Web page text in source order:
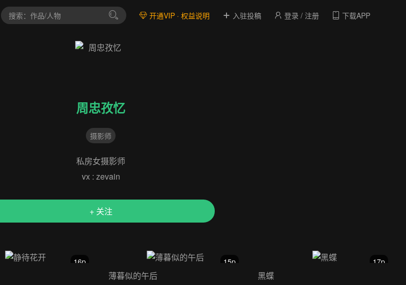
开通VIP · 权益说明 入驻投稿 登录 / 注册 下载APP
周忠孜忆
摄影师
私房女摄影师
vx : zevain
+ 关注
16p 15p
薄暮似的午后
17p
黑蝶